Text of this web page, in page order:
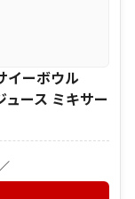
イーボウル
ース ミキサー